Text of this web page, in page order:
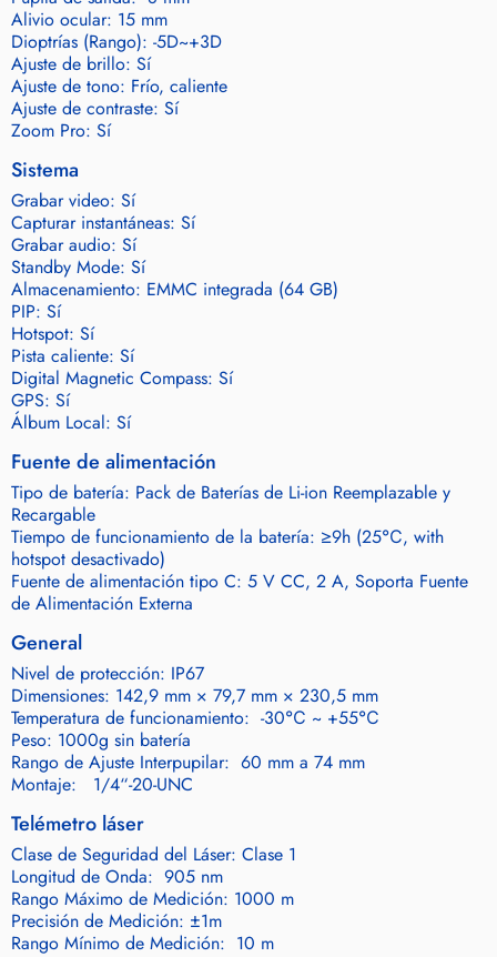
Alivio ocular: 15 mm
Dioptrías (Rango): -5D~+3D
Ajuste de brillo: Sí
Ajuste de tono: Frío, caliente
Ajuste de contraste: Sí
Zoom Pro: Sí
Sistema
Grabar video: Sí
Capturar instantáneas: Sí
Grabar audio: Sí
Standby Mode: Sí
Almacenamiento: EMMC integrada (64 GB)
PIP: Sí
Hotspot: Sí
Pista caliente: Sí
Digital Magnetic Compass: Sí
GPS: Sí
Álbum Local: Sí
Fuente de alimentación
Tipo de batería: Pack de Baterías de Li-ion Reemplazable y
Recargable
Tiempo de funcionamiento de la batería: ≥9h (25℃, with
hotspot desactivado)
Fuente de alimentación tipo C: 5 V CC, 2 A, Soporta Fuente
de Alimentación Externa
General
Nivel de protección: IP67
Dimensiones: 142,9 mm × 79,7 mm × 230,5 mm
Temperatura de funcionamiento: -30℃ ~ +55℃
Peso: 1000g sin batería
Rango de Ajuste Interpupilar: 60 mm a 74 mm
Montaje: 1/4“-20-UNC
Telémetro láser
Clase de Seguridad del Láser: Clase 1
Longitud de Onda: 905 nm
Rango Máximo de Medición: 1000 m
Precisión de Medición: ±1m
Rango Mínimo de Medición: 10 m